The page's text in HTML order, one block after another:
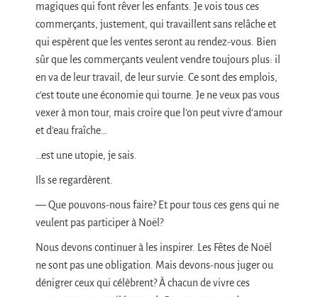
magiques qui font rêver les enfants. Je vois tous ces
commerçants, justement, qui travaillent sans relâche et
qui espèrent que les ventes seront au rendez-vous. Bien
sûr que les commerçants veulent vendre toujours plus: il
en va de leur travail, de leur survie. Ce sont des emplois,
c’est toute une économie qui tourne. Je ne veux pas vous
vexer à mon tour, mais croire que l’on peut vivre d’amour
et d’eau fraîche…
…est une utopie, je sais.
Ils se regardèrent.
— Que pouvons-nous faire? Et pour tous ces gens qui ne
veulent pas participer à Noël?
Nous devons continuer à les inspirer. Les Fêtes de Noël
ne sont pas une obligation. Mais devons-nous juger ou
dénigrer ceux qui célèbrent? À chacun de vivre ces